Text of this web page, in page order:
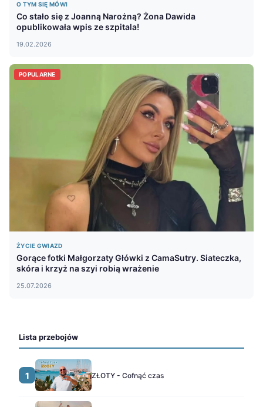
O TYM SIĘ MÓWI
Co stało się z Joanną Narożną? Żona Dawida
opublikowała wpis ze szpitala!
19.02.2026
POPULARNE
ŻYCIE GWIAZD
Gorące fotki Małgorzaty Główki z CamaSutry. Siateczka,
skóra i krzyż na szyi robią wrażenie
25.07.2026
Lista przebojów
1 ZŁOTY - Cofnąć czas